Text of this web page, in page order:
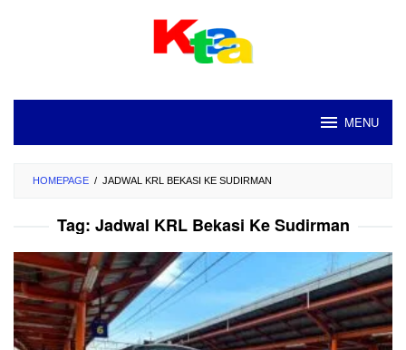
MENU
HOMEPAGE / JADWAL KRL BEKASI KE SUDIRMAN
Tag: Jadwal KRL Bekasi Ke Sudirman